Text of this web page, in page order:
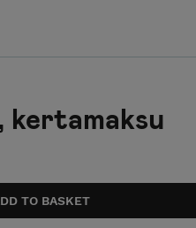
kertamaksu